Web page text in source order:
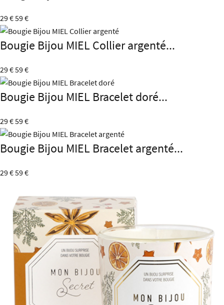
29 €59 €
Bougie Bijou MIEL Collier argenté...
29 €59 €
Bougie Bijou MIEL Bracelet doré...
29 €59 €
Bougie Bijou MIEL Bracelet argenté...
29 €59 €